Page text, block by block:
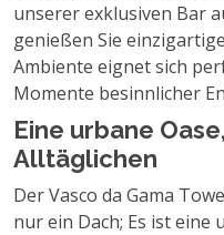
unserer exklusiven Bar
genießen Sie
Ambiente eignet sich
Momente besinnlicher
Eine urbane
Alltäglichen
Der Vasco da Gama
nur ein Dach; Es ist eine